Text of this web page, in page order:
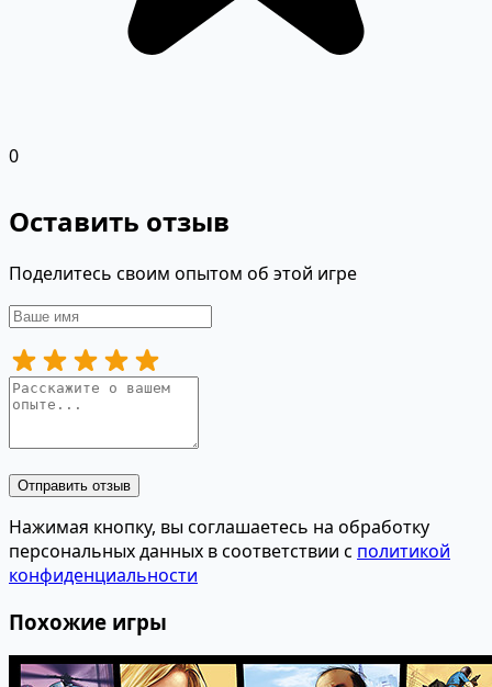
0
Оставить отзыв
Поделитесь своим опытом об этой игре
Отправить отзыв
Нажимая кнопку, вы соглашаетесь на обработку
персональных данных в соответствии с политикой
конфиденциальности
Похожие игры